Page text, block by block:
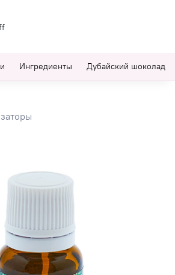
Ингредиенты Дубайский шоколад